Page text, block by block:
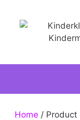
Home / Product